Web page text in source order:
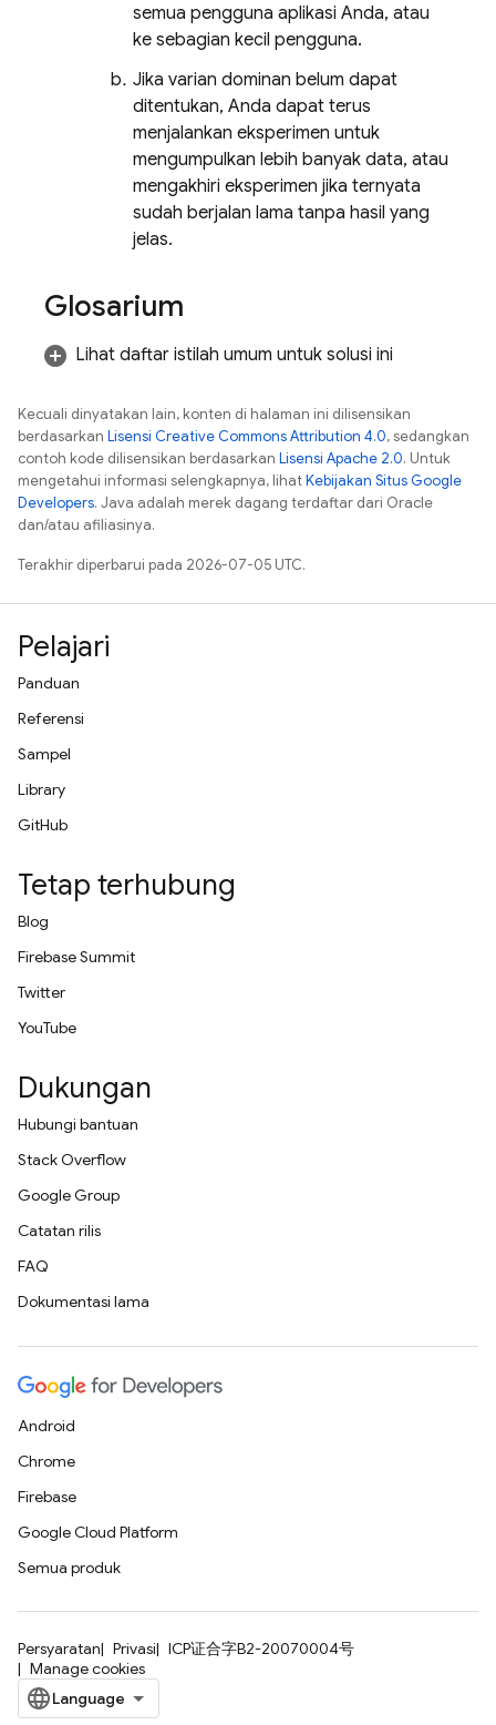
semua pengguna aplikasi Anda, atau
ke sebagian kecil pengguna.
Jika varian dominan belum dapat
ditentukan, Anda dapat terus
menjalankan eksperimen untuk
mengumpulkan lebih banyak data, atau
mengakhiri eksperimen jika ternyata
sudah berjalan lama tanpa hasil yang
jelas.
Glosarium
Lihat daftar istilah umum untuk solusi ini
Kecuali dinyatakan lain, konten di halaman ini dilisensikan
berdasarkan Lisensi Creative Commons Attribution 4.0, sedangkan
contoh kode dilisensikan berdasarkan Lisensi Apache 2.0. Untuk
mengetahui informasi selengkapnya, lihatKebijakan Situs Google
Developers. Java adalah merek dagang terdaftar dari Oracle
dan/atau afiliasinya.
Terakhir diperbarui pada 2026-07-05 UTC.
Pelajari
Panduan
Referensi
Sampel
Library
GitHub
Tetap terhubung
Blog
Firebase Summit
Twitter
YouTube
Dukungan
Hubungi bantuan
Stack Overflow
Google Group
Catatan rilis
FAQ
Dokumentasi lama
Android
Chrome
Firebase
Google Cloud Platform
Semua produk
Persyaratan Privasi
ICP证合字B2-20070004号
Manage cookies